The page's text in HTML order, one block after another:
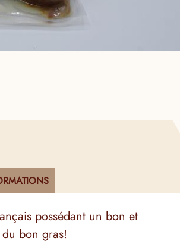
possédant un bon et
bon gras!